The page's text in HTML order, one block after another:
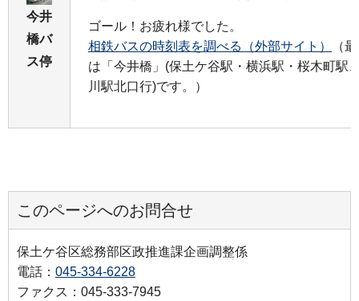
今井
橋バ
ス停
ゴール！お疲れ様でした。
相鉄バスの時刻表を調べる（外部サイト）
（
は「今井橋」(保土ケ谷駅・横浜駅・桜木町駅
川駅北口行)です。）
このページへのお問合せ
保土ケ谷区総務部区政推進課企画調整係
電話： 045-334-6228
ファクス：045-333-7945